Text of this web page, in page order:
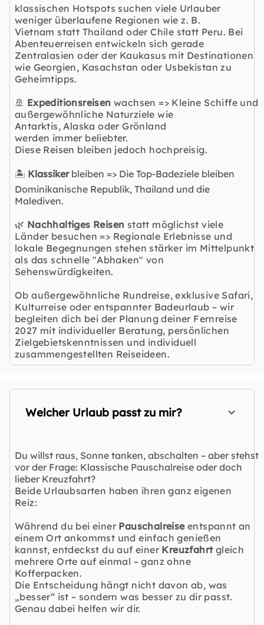
klassischen Hotspots suchen viele Urlauber
weniger überlaufene Regionen wie z. B.
Vietnam statt Thailand oder Chile statt Peru. Bei
Abenteuerreisen entwickeln sich gerade
Zentralasien oder der Kaukasus mit Destinationen
wie Georgien, Kasachstan oder Usbekistan zu
Geheimtipps.
🚢 Expeditionsreisenwachsen => Kleine Schiffe und
außergewöhnliche Naturziele wie
Antarktis, Alaska oderGrönland
werden immer beliebter.
Diese Reisen bleiben jedoch hochpreisig.
🏝️ Klassiker bleiben => Die Top-Badeziele bleiben
Dominikanische Republik, Thailand und die
Malediven.
🌿 Nachhaltiges Reisen statt möglichst viele
Länder besuchen => Regionale Erlebnisse und
lokale Begegnungen stehen stärker im Mittelpunkt
als das schnelle "Abhaken" von
Sehenswürdigkeiten.
Ob außergewöhnliche Rundreise, exklusive Safari,
Kulturreise oder entspannter Badeurlaub – wir
begleiten dich bei der Planung deiner Fernreise
2027 mit individueller Beratung, persönlichen
Zielgebietskenntnissen und individuell
zusammengestellten Reiseideen.
Welcher Urlaub passt zu mir?
Du willst raus, Sonne tanken, abschalten – aber stehst
vor der Frage: Klassische Pauschalreise oder doch
lieber Kreuzfahrt?
Beide Urlaubsarten haben ihren ganz eigenen
Reiz:
Während du bei einer Pauschalreiseentspannt an
einem Ort ankommst und einfach genießen
kannst, entdeckst du auf einer Kreuzfahrt gleich
mehrere Orte auf einmal – ganz ohne
Kofferpacken.
Die Entscheidung hängt nicht davon ab, was
„besser“ ist – sondern was besser zu dir passt.
Genau dabei helfen wir dir.